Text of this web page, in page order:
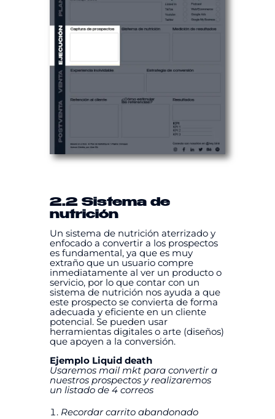
2.2 Sistema de
nutrición
Un sistema de nutrición aterrizado y
enfocado a convertir a los prospectos
es fundamental, ya que es muy
extraño que un usuario compre
inmediatamente al ver un producto o
servicio, por lo que contar con un
sistema de nutrición nos ayuda a que
este prospecto se convierta de forma
adecuada y eficiente en un cliente
potencial. Se pueden usar
herramientas digitales o arte (diseños)
que apoyen a la conversión.
Ejemplo Liquid death
Usaremos mail mkt para convertir a
nuestros prospectos y realizaremos
un listado de 4 correos
Recordar carrito abandonado